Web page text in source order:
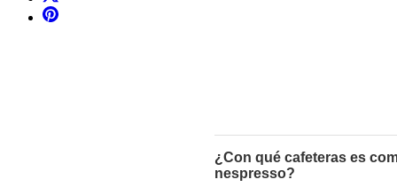
¿Con qué cafeteras es
nespresso?